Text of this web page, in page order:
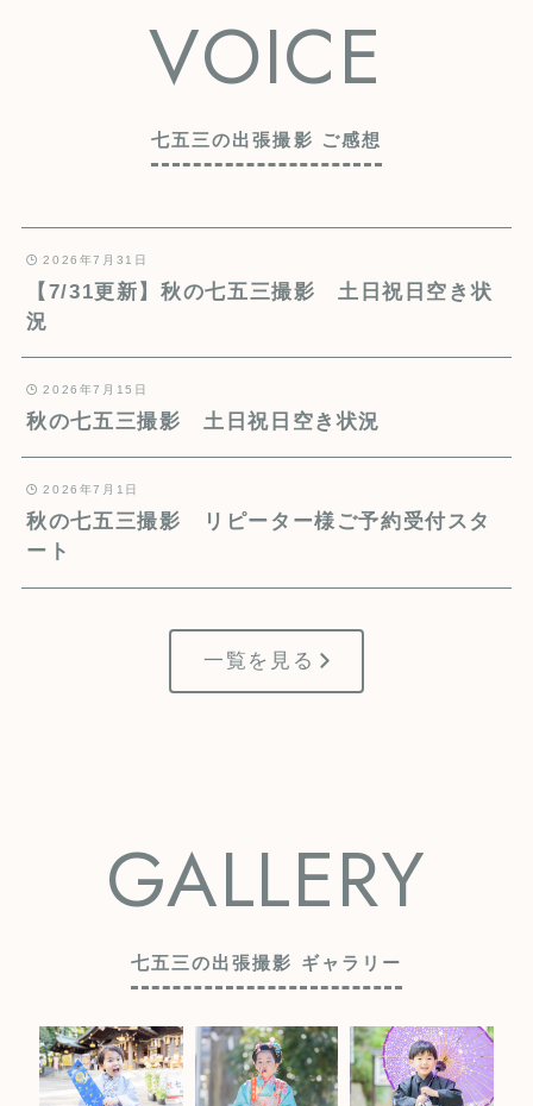
VOICE
七五三の出張撮影 ご感想
2026年7月31日
【7/31更新】秋の七五三撮影 土日祝日空き状
況
2026年7月15日
秋の七五三撮影 土日祝日空き状況
2026年7月1日
秋の七五三撮影 リピーター様ご予約受付スタ
ート
一覧を見る
GALLERY
七五三の出張撮影 ギャラリー